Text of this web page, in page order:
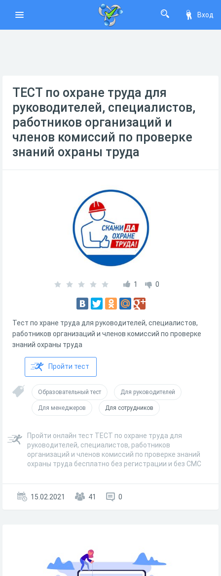
Вход
ТЕСТ по охране труда для
руководителей, специалистов,
работников организаций и
членов комиссий по проверке
знаний охраны труда
1 0
Тест по хране труда для руководителей, специалистов,
работников организаций и членов комиссий по проверке
знаний охраны труда
Пройти тест
Образовательный тест Для руководителей
Для менеджеров Для сотрудников
Пройти онлайн тест ТЕСТ по охране труда для
руководителей, специалистов, работников
организаций и членов комиссий по проверке знаний
охраны труда бесплатно без регистрации и без СМС
15.02.2021 41 0